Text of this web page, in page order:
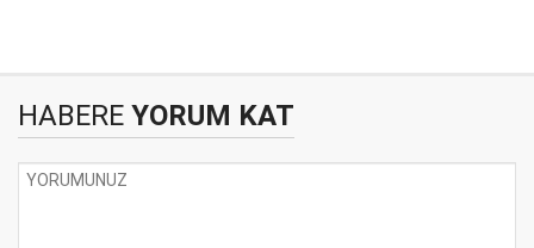
HABERE YORUM KAT